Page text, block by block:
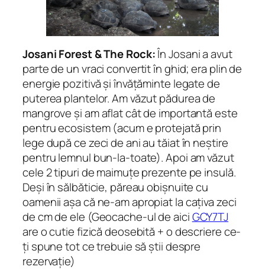
Josani Forest & The Rock:În Josani a avut
parte de un vraci convertit în ghid; era plin de
energie pozitivă și învățăminte legate de
puterea plantelor. Am văzut pădurea de
mangrove și am aflat cât de importantă este
pentru ecosistem (acum e protejată prin
lege după ce zeci de ani au tăiat în neștire
pentru lemnul bun-la-toate). Apoi am văzut
cele 2 tipuri de maimuțe prezente pe insulă.
Deși în sălbăticie, păreau obișnuite cu
oamenii așa că ne-am apropiat la cațiva zeci
de cm de ele (Geocache-ul de aiciGCY7TJ
are o cutie fizică deosebită + o descriere ce-
ți spune tot ce trebuie să știi despre
rezervație)